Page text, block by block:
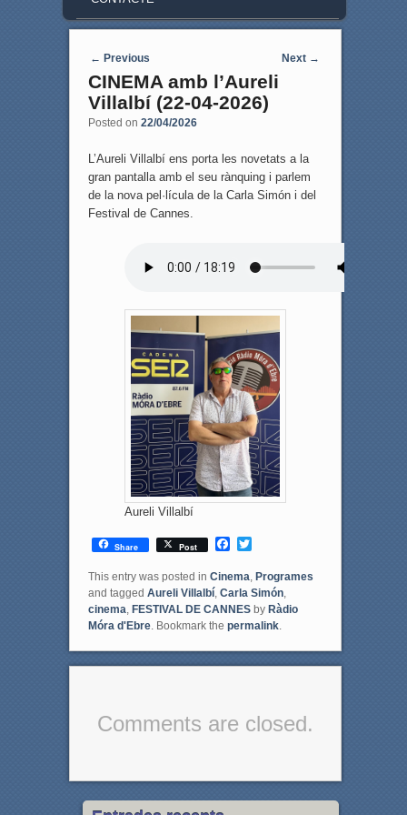
Post navigation
← Previous Next →
CINEMA amb l’Aureli
Villalbí (22-04-2026)
Posted on 22/04/2026
L’Aureli Villalbí ens porta les novetats a la
gran pantalla amb el seu rànquing i parlem
de la nova pel·lícula de la Carla Simón i del
Festival de Cannes.
Aureli Villalbí
Share Post
F
c
e
b
o
o
T
t
t
e
r
This entry was posted in Cinema Programes
and tagged Aureli Villalbí, Carla Simón,
cinema FESTIVAL DE CANNESby Ràdio
Móra d'Ebre. Bookmark the permalink.
Comments are closed.